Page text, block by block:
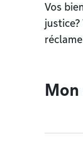
Vos
justice?